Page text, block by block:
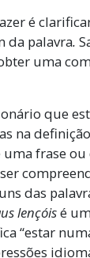
é
da palavra.
uma
que
na
uma frase
das
lençóisé
“estar